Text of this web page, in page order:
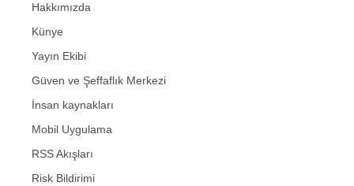
Hakkımızda
Künye
Yayın Ekibi
Güven ve Şeffaflık Merkezi
İnsan kaynakları
Mobil Uygulama
RSS Akışları
Risk Bildirimi